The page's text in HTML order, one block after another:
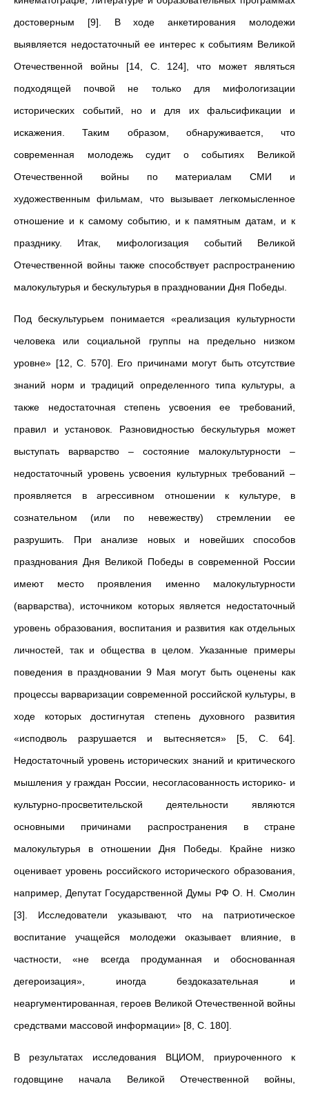
достоверным [9]. В ходе анкетирования молодежи
выявляется недостаточный ее интерес к событиям Великой
Отечественной войны [14, С. 124], что может являться
подходящей почвой не только для мифологизации
исторических событий, но и для их фальсификации и
искажения. Таким образом, обнаруживается, что
современная молодежь судит о событиях Великой
Отечественной войны по материалам СМИ и
художественным фильмам, что вызывает легкомысленное
отношение и к самому событию, и к памятным датам, и к
празднику. Итак, мифологизация событий Великой
Отечественной войны также способствует распространению
малокультурья и бескультурья в праздновании Дня Победы.
Под бескультурьем понимается «реализация культурности
человека или социальной группы на предельно низком
уровне» [12, С. 570]. Его причинами могут быть отсутствие
знаний норм и традиций определенного типа культуры, а
также недостаточная степень усвоения ее требований,
правил и установок. Разновидностью бескультурья может
выступать варварство – состояние малокультурности –
недостаточный уровень усвоения культурных требований –
проявляется в агрессивном отношении к культуре, в
сознательном (или по невежеству) стремлении ее
разрушить. При анализе новых и новейших способов
празднования Дня Великой Победы в современной России
имеют место проявления именно малокультурности
(варварства), источником которых является недостаточный
уровень образования, воспитания и развития как отдельных
личностей, так и общества в целом. Указанные примеры
поведения в праздновании 9 Мая могут быть оценены как
процессы варваризации современной российской культуры, в
ходе которых достигнутая степень духовного развития
«исподволь разрушается и вытесняется» [5, С. 64].
Недостаточный уровень исторических знаний и критического
мышления у граждан России, несогласованность историко- и
культурно-просветительской деятельности являются
основными причинами распространения в стране
малокультурья в отношении Дня Победы. Крайне низко
оценивает уровень российского исторического образования,
например, Депутат Государственной Думы РФ О. Н. Смолин
[3]. Исследователи указывают, что на патриотическое
воспитание учащейся молодежи оказывает влияние, в
частности, «не всегда продуманная и обоснованная
дегероизация», иногда бездоказательная и
неаргументированная, героев Великой Отечественной войны
средствами массовой информации» [8, С. 180].
В результатах исследования ВЦИОМ, приуроченного к
годовщине начала Великой Отечественной войны,